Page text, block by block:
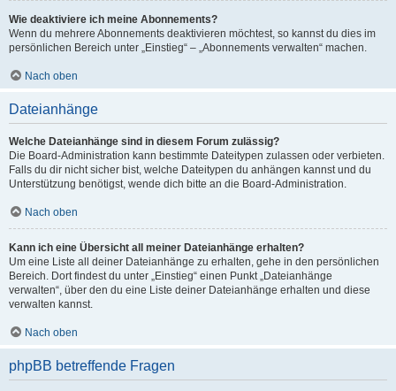
Wie deaktiviere ich meine Abonnements?
Wenn du mehrere Abonnements deaktivieren möchtest, so kannst du dies im
persönlichen Bereich unter „Einstieg“ – „Abonnements verwalten“ machen.
Nach oben
Dateianhänge
Welche Dateianhänge sind in diesem Forum zulässig?
Die Board-Administration kann bestimmte Dateitypen zulassen oder verbieten.
Falls du dir nicht sicher bist, welche Dateitypen du anhängen kannst und du
Unterstützung benötigst, wende dich bitte an die Board-Administration.
Nach oben
Kann ich eine Übersicht all meiner Dateianhänge erhalten?
Um eine Liste all deiner Dateianhänge zu erhalten, gehe in den persönlichen
Bereich. Dort findest du unter „Einstieg“ einen Punkt „Dateianhänge
verwalten“, über den du eine Liste deiner Dateianhänge erhalten und diese
verwalten kannst.
Nach oben
phpBB betreffende Fragen